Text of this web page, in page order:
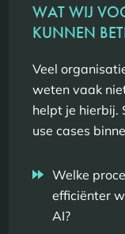
WAT WIJ
KUNNEN
Veel
weten vaak
helpt je hierbij.
use cases
Welke
efficiënter
AI?